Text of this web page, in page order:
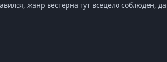
жанр вестерна тут всецело соблюден, да